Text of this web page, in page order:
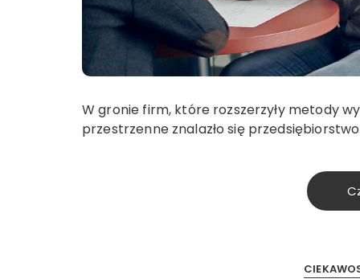
W gronie firm, które rozszerzyły metody
przestrzenne znalazło się